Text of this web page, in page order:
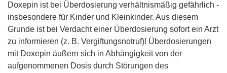
Doxepin ist bei Überdosierung verhältnismäßig gefährlich -
insbesondere für Kinder und Kleinkinder. Aus diesem
Grunde ist bei Verdacht einer Überdosierung sofort ein Arzt
zu informieren (z. B. Vergiftungsnotruf)! Überdosierungen
mit Doxepin äußern sich in Abhängigkeit von der
aufgenommenen Dosis durch Störungen des